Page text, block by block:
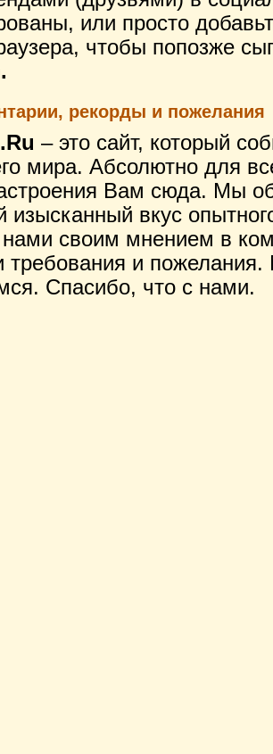
или просто
чтобы попозже
рекорды и пожелания
– это сайт, который
мира. Абсолютно для
Вам сюда. Мы
вкус
нами своим мнением в
требования и
Спасибо, что с нами.